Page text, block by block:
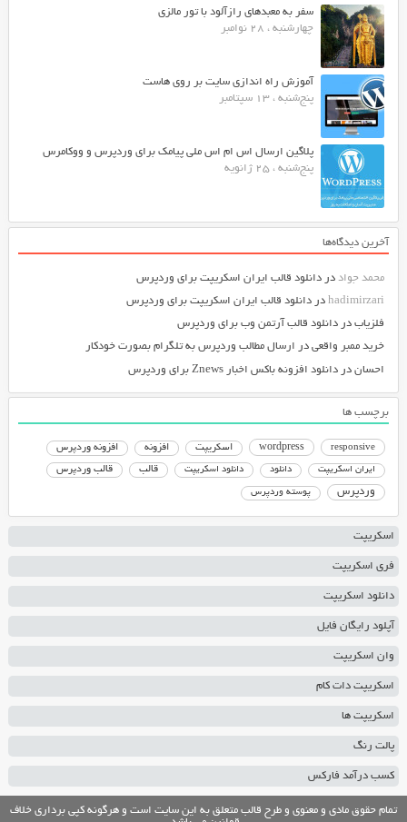
سفر به معبدهای رازآلود با تور مالزی
چهارشنبه ، 28 نوامبر
آموزش راه اندازی سایت بر روی هاست
پنج‌شنبه ، 13 سپتامبر
پلاگین ارسال اس ام اس ملی پیامک برای وردپرس و ووکامرس
پنج‌شنبه ، 25 ژانویه
آخرین دیدگاه‌ها
محمد جواددر دانلود قالب ایران اسکریپت برای وردپرس
hadimirzariدر دانلود قالب ایران اسکریپت برای وردپرس
فلزیابدر دانلود قالب آرتمن وب برای وردپرس
خرید ممبر واقعیدر ارسال مطالب وردپرس به تلگرام بصورت خودکار
احساندر دانلود افزونه باکس اخبار Znews برای وردپرس
برچسب ها
responsive
wordpress اسکریپت افزونه افزونه وردپرس
ایران اسکریپت دانلود دانلود اسکریپت قالب قالب وردپرس
وردپرس پوسته وردپرس
اسکریپت
فری اسکریپت
دانلود اسکریپت
آپلود رایگان فایل
وان اسکریپت
اسکریپت دات کام
اسکریپت ها
پالت رنگ
کسب درآمد فارکس
تمام حقوق مادی و معنوی و طرح قالب متعلق به این سایت است و هرگونه کپی برداری خلاف